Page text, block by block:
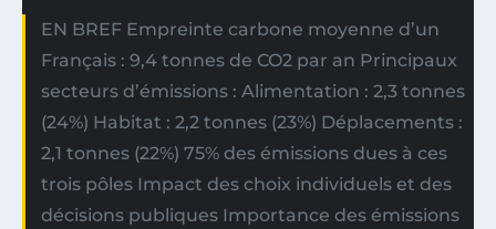
EN BREF Empreinte carbone moyenne d’un
Français : 9,4 tonnes de CO2 par an Principaux
secteurs d’émissions : Alimentation : 2,3 tonnes
(24%) Habitat : 2,2 tonnes (23%) Déplacements :
2,1 tonnes (22%) 75% des émissions dues à ces
trois pôles Impact des choix individuels et des
décisions publiques Importance des émissions